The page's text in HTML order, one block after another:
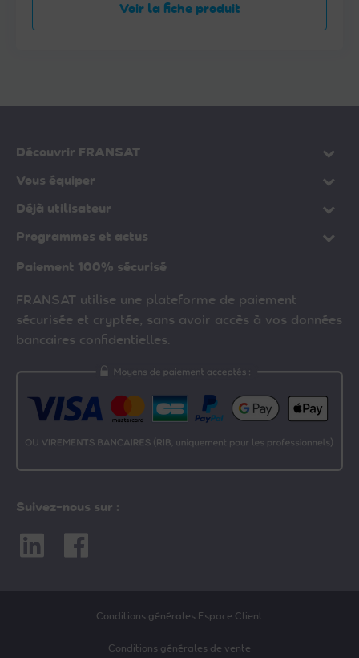
Voir la fiche produit
Découvrir FRANSAT
Vous équiper
Déjà utilisateur
Programmes et actus
Paiement 100% sécurisé
FRANSAT utilise une plateforme de paiement
sécurisée et cryptée, sans avoir accès à vos données
bancaires confidentielles.
Suivez-nous sur :
LinkedinFacebook
Conditions générales Espace Client
Conditions générales de vente